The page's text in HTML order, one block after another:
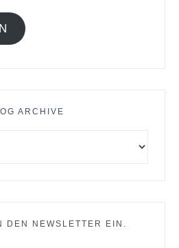
ARCHIVE
DEN NEWSLETTER EIN.